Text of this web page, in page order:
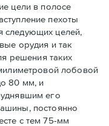
цели в полосе
пехоты
следующих целей,
орудия и так
решения таких
лобовой
80 мм, и
его
постоянно
с тем 75-мм